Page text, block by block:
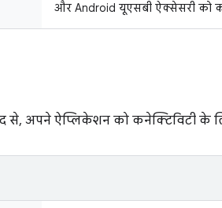
और Android यूएसबी ऐक्सेसरी को
से, अपने ऐप्लिकेशन को कनेक्टिविटी के